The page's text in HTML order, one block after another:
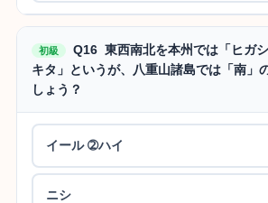
初級
Q16 東西南北を本州では「ヒガシ
キタ」というが、八重山諸島では「南」
しょう？
イール ➁ハイ
ニシ